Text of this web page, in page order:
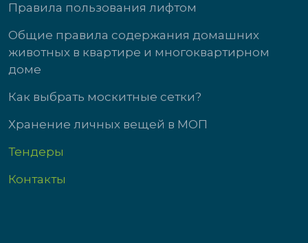
Правила пользования лифтом
Общие правила содержания домашних
животных в квартире и многоквартирном
доме
Как выбрать москитные сетки?
Хранение личных вещей в МОП
Тендеры
Контакты